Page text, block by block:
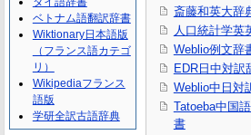
斎藤和英大辞
人口統計学英
Weblio例文辞
EDR日中対訳
Weblio中日対
Tatoeba中国
書
ベトナム語翻訳辞書
Wiktionary日本語版
（フランス語カテゴ
リ）
Wikipediaフランス
語版
学研全訳古語辞典